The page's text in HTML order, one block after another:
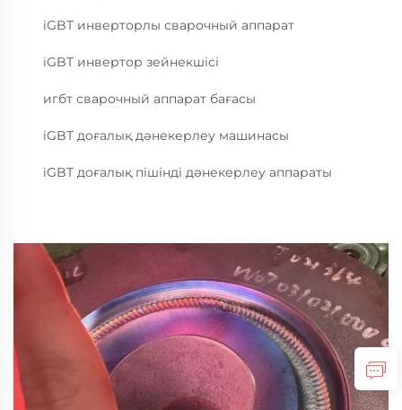
iGBT инверторлы сварочный аппарат
iGBT инвертор зейнекшісі
игбт сварочный аппарат бағасы
iGBT доғалық дәнекерлеу машинасы
iGBT доғалық пішінді дәнекерлеу аппараты